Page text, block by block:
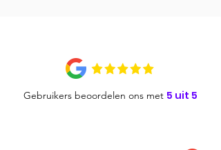
Gebruikers beoordelen ons met 5 uit 5